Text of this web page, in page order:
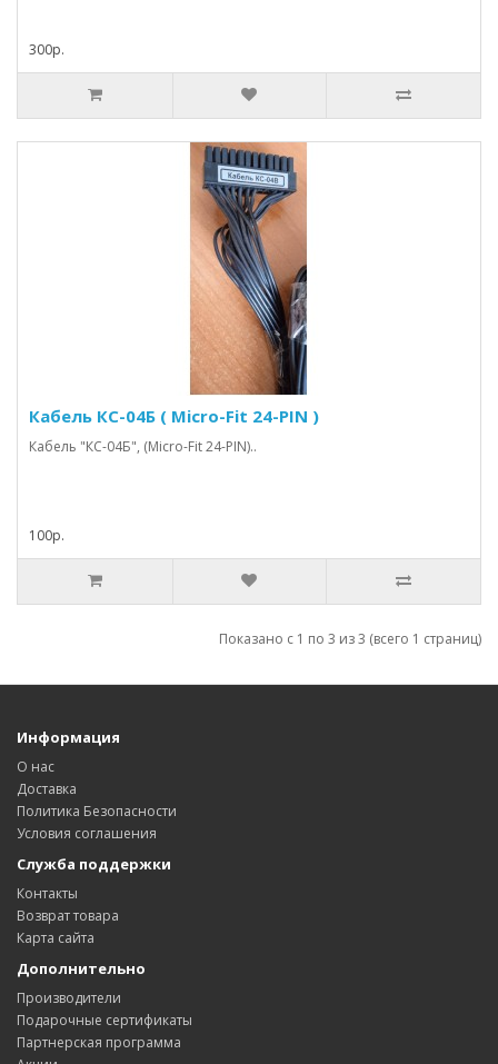
300р.
Кабель КС-04Б ( Micro-Fit 24-PIN )
Кабель "КС-04Б", (Micro-Fit 24-PIN)..
100р.
Показано с 1 по 3 из 3 (всего 1 страниц)
Информация
О нас
Доставка
Политика Безопасности
Условия соглашения
Служба поддержки
Контакты
Возврат товара
Карта сайта
Дополнительно
Производители
Подарочные сертификаты
Партнерская программа